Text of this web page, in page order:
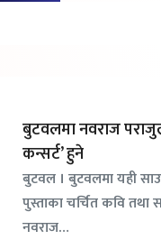
बुटवलमा नवराज
कन्सर्ट’ हुने
बुटवल । बुटवलमा यही
पुस्ताका चर्चित कवि तथा
नवराज…